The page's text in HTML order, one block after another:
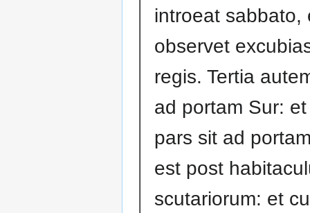
introeat sabbato,
observet
regis. Tertia
ad portam Sur:
pars sit ad
est post
scutariorum: et